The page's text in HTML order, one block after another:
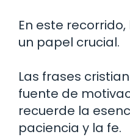
En este
un papel crucial.
Las frases
fuente de
recuerde la
paciencia y la fe.